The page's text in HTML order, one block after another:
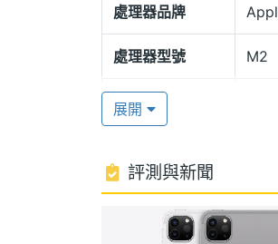
Apple M2 晶片
Apple iPad Pro 11
心 GPU，以及 16 核心
進影像訊號處理器（
智慧型 HDR 4 攝影
Apple iPad Pro 11
處理器品牌
處理器型號 M2
處理器核心數
ROM儲存空間 512
電池容量
展開
評測與新聞